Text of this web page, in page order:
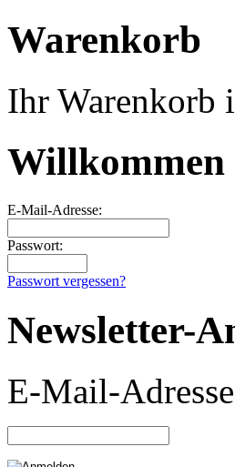
Warenkorb
Ihr Warenkorb
Willkommen
E-Mail-Adresse:
Passwort:
Passwort vergessen?
Newsletter-
E-Mail-